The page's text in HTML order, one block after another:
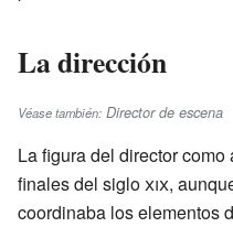
La dirección
Véase también: Director de escena
La figura del director
finales del sigloxix,
coordinaba los elementos